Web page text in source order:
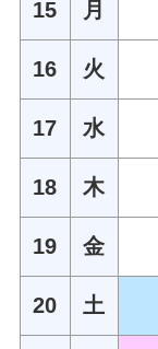
15 月
16 火
17 水
18 木
19 金
20 土